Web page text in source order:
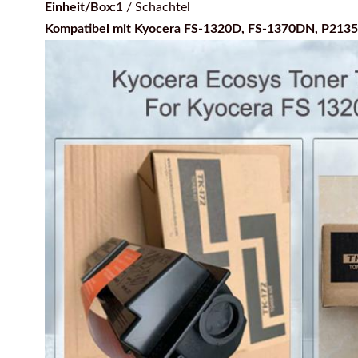
Einheit/Box:1 / Schachtel
Kompatibel mit Kyocera FS-1320D, FS-1370DN,